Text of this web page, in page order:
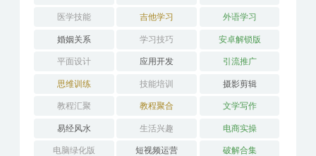
医学技能 吉他学习 外语学习
婚姻关系 学习技巧 安卓解锁版
平面设计 应用开发 引流推广
思维训练 技能培训 摄影剪辑
教程汇聚 教程聚合 文学写作
易经风水 生活兴趣 电商实操
电脑绿化版 短视频运营 破解合集